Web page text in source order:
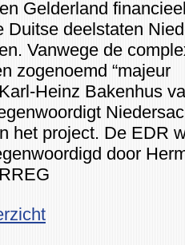
Gelderland
Duitse deelstaten
Vanwege de
zogenoemd “majeur
Heinz Bakenhus
het project. De EDR
door